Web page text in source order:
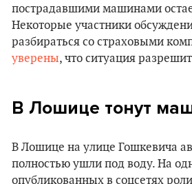
пострадавшими машинами
Некоторые участники
разбираться со страховыми
уверены, что ситуация
В Лошице тонут
В Лошице на улице Гошкевича
полностью ушли под воду. На
опубликованных в соцсетях